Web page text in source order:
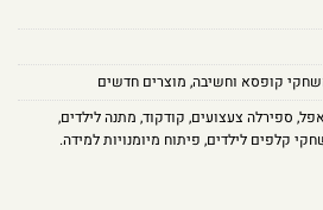
קופסא וחשיבה, מוצרים חדשים
, ספירלה צעצועים, קודקוד, מתנה לילדים,
קלפים לילדים, פיתוח מיומנויות למידה.